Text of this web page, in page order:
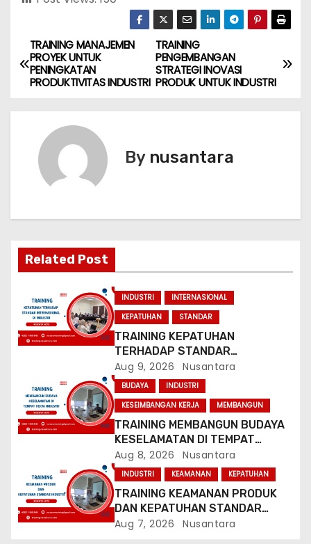
P
o
s
v
a
t
o
n
TRAINING
PENGEMBANGAN
STRATEGI INOVASI
PRODUK UNTUK INDUSTRI
TRAINING MANAJEMEN
PROYEK UNTUK
PENINGKATAN
PRODUKTIVITAS INDUSTRI
By nusantara
Related Post
INDUSTRI
INTERNASIONAL
KEPATUHAN
STANDAR
TRAINING KEPATUHAN
TERHADAP STANDAR
INTERNASIONAL DI INDUSTRI
Aug 9, 2026 Nusantara
BUDAYA
INDUSTRI
KESEIMBANGAN KERJA
MEMBANGUN
TRAINING MEMBANGUN BUDAYA
KESELAMATAN DI TEMPAT
KERJA INDUSTRI
Aug 8, 2026 Nusantara
INDUSTRI KEAMANAN KEPATUHAN
TRAINING KEAMANAN PRODUK
DAN KEPATUHAN STANDAR
INDUSTRI
Aug 7, 2026 Nusantara